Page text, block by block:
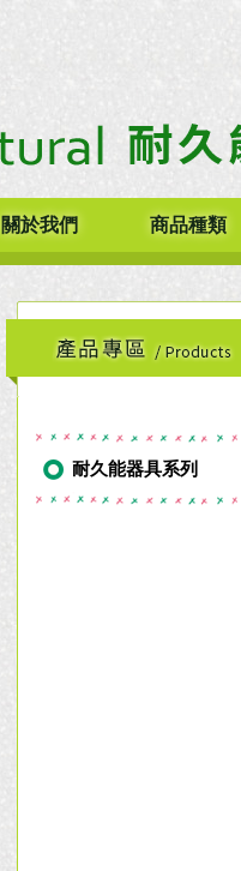
關於我們 商品種類
耐久能器具系列